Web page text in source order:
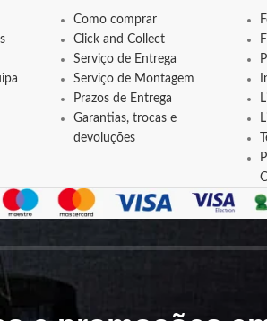
Como comprar
Click and Collect
Serviço de Entrega
Serviço de Montagem
Prazos de Entrega
Garantias, trocas e
devoluções